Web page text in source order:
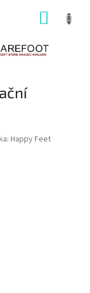
Happy Feet